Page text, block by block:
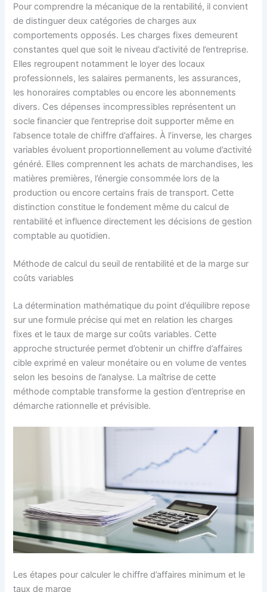
Pour comprendre la mécanique de la rentabilité, il convient
de distinguer deux catégories de charges aux
comportements opposés. Les charges fixes demeurent
constantes quel que soit le niveau d’activité de l’entreprise.
Elles regroupent notamment le loyer des locaux
professionnels, les salaires permanents, les assurances,
les honoraires comptables ou encore les abonnements
divers. Ces dépenses incompressibles représentent un
socle financier que l’entreprise doit supporter même en
l’absence totale de chiffre d’affaires. À l’inverse, les charges
variables évoluent proportionnellement au volume d’activité
généré. Elles comprennent les achats de marchandises, les
matières premières, l’énergie consommée lors de la
production ou encore certains frais de transport. Cette
distinction constitue le fondement même du calcul de
rentabilité et influence directement les décisions de gestion
comptable au quotidien.
Méthode de calcul du seuil de rentabilité et de la marge sur
coûts variables
La détermination mathématique du point d’équilibre repose
sur une formule précise qui met en relation les charges
fixes et le taux de marge sur coûts variables. Cette
approche structurée permet d’obtenir un chiffre d’affaires
cible exprimé en valeur monétaire ou en volume de ventes
selon les besoins de l’analyse. La maîtrise de cette
méthode comptable transforme la gestion d’entreprise en
démarche rationnelle et prévisible.
Les étapes pour calculer le chiffre d’affaires minimum et le
taux de marge